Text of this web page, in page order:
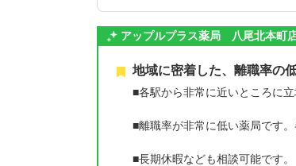
アップルプラス薬局 八尾北本町
地域に密着した、離職率の
■各駅から非常に近いところに
■離職率が非常に低い薬局です
■長期休暇なども相談可能です。